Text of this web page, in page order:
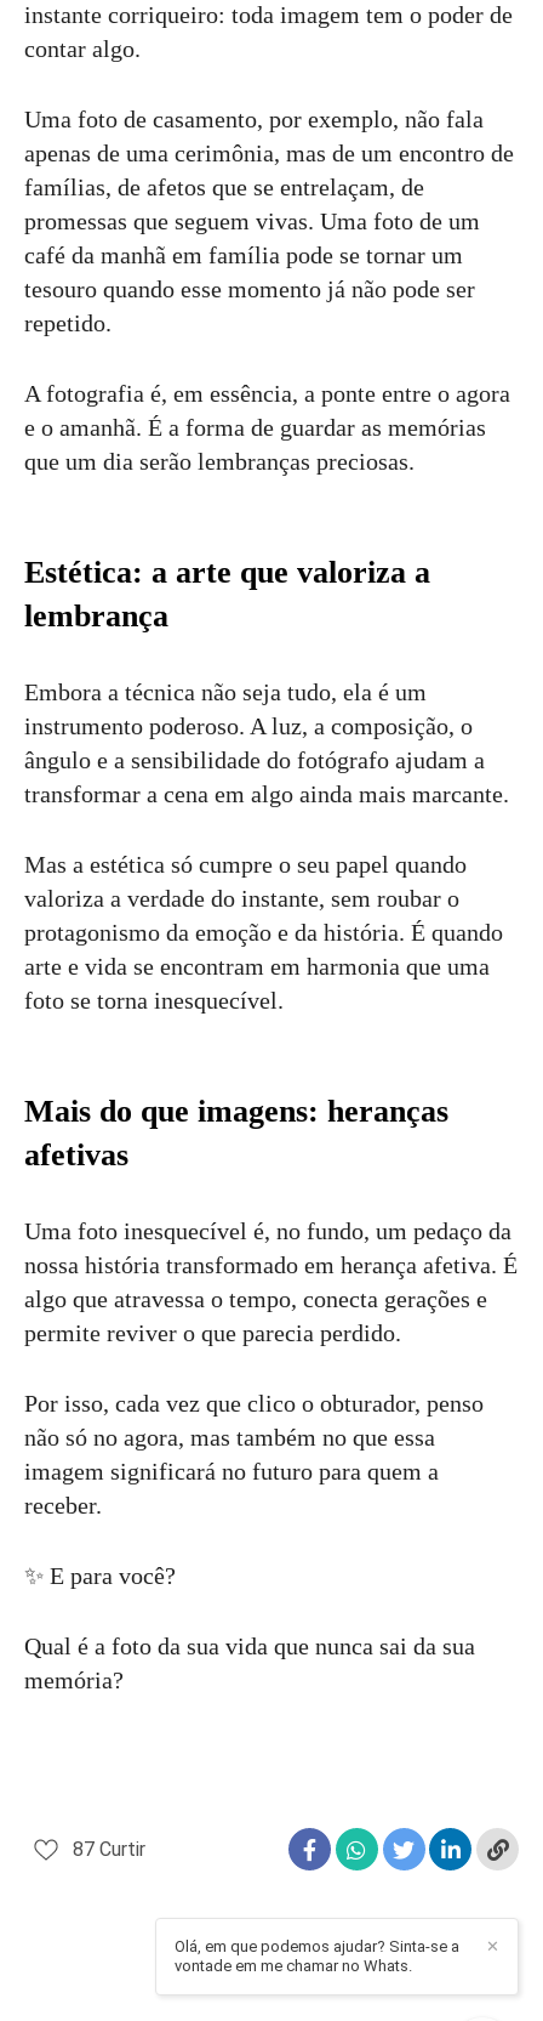
instante corriqueiro: toda imagem tem o poder de
contar algo.
Uma foto de casamento, por exemplo, não fala
apenas de uma cerimônia, mas de um encontro de
famílias, de afetos que se entrelaçam, de
promessas que seguem vivas. Uma foto de um
café da manhã em família pode se tornar um
tesouro quando esse momento já não pode ser
repetido.
A fotografia é, em essência, a ponte entre o agora
e o amanhã. É a forma de guardar as memórias
que um dia serão lembranças preciosas.
Estética: a arte que valoriza a
lembrança
Embora a técnica não seja tudo, ela é um
instrumento poderoso. A luz, a composição, o
ângulo e a sensibilidade do fotógrafo ajudam a
transformar a cena em algo ainda mais marcante.
Mas a estética só cumpre o seu papel quando
valoriza a verdade do instante, sem roubar o
protagonismo da emoção e da história. É quando
arte e vida se encontram em harmonia que uma
foto se torna inesquecível.
Mais do que imagens: heranças
afetivas
Uma foto inesquecível é, no fundo, um pedaço da
nossa história transformado em herança afetiva. É
algo que atravessa o tempo, conecta gerações e
permite reviver o que parecia perdido.
Por isso, cada vez que clico o obturador, penso
não só no agora, mas também no que essa
imagem significará no futuro para quem a
receber.
✨ E para você?
Qual é a foto da sua vida que nunca sai da sua
memória?
87 Curtir
✕
Olá, em que podemos ajudar? Sinta-se a
vontade em me chamar no Whats.